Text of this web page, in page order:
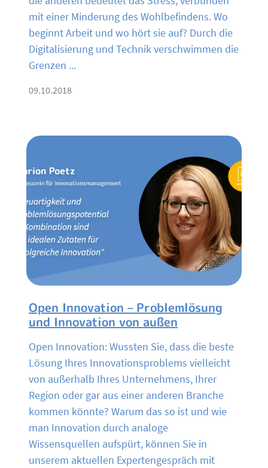
mit einer Minderung des Wohlbefindens. Wo
beginnt Arbeit und wo hört sie auf? Durch die
Digitalisierung und Technik verschwimmen die
Grenzen ...
09.10.2018
Open Innovation – Problemlösung
und Innovation von außen
Open Innovation: Wussten Sie, dass die beste
Lösung Ihres Innovationsproblems vielleicht
von außerhalb Ihres Unternehmens, Ihrer
Region oder gar aus einer anderen Branche
kommen könnte? Warum das so ist und wie
man Innovation durch analoge
Wissensquellen aufspürt, können Sie in
unserem aktuellen Expertengespräch mit